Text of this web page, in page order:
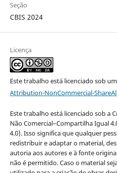
Seção
CBIS 2024
Licença
Este trabalho está licenciado sob
Attribution-NonCommercial-
Este trabalho está licenciado sob a
Não Comercial–Compartilha Igual
4.0). Isso significa que qualquer
redistribuir e adaptar o material,
autoria aos autores e à fonte
não é permitido. Caso o material